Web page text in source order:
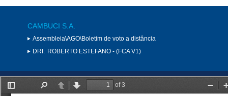
CAMBUCI S.A.
Assembleia\AGO\Boletim de voto a distância
DRI: ROBERTO ESTEFANO - (FCA V1)